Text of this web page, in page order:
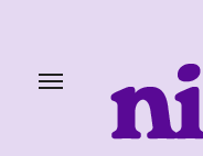
content